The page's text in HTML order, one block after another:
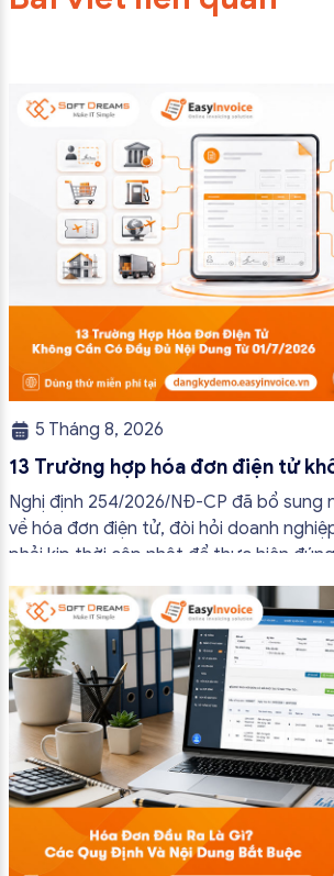
5 Tháng 8, 2026
13 Trường hợp hóa đơn điện tử
đủ nội dung từ 01/7/2026
Nghị định 254/2026/NĐ-CP đã bổ sung
về hóa đơn điện tử, đòi hỏi doanh
phải kịp thời cập nhật để thực hiện
bài viết này, hóa đơn điện tử
trường hợp hóa đơn điện tử không cần